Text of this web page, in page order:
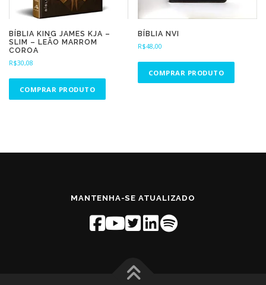
BÍBLIA KING JAMES KJA –
SLIM – LEÃO MARROM
COROA
R$30,08
COMPRAR PRODUTO
BÍBLIA NVI
R$48,00
COMPRAR PRODUTO
MANTENHA-SE ATUALIZADO